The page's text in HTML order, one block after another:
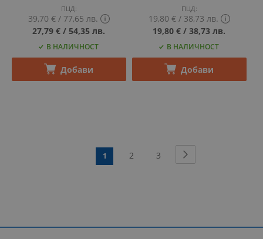
ПЦД:
39,70 € ‎/‎77,65 лв.
tooltip
27,79 € ‎/‎ 54,35 лв.
В НАЛИЧНОСТ
Добави
ПЦД:
19,80 € ‎/‎38,73 лв.
tooltip
19,80 € ‎/‎ 38,73 лв.
В НАЛИЧНОСТ
Добави
Страница
В1 Страница
2 Страница
3